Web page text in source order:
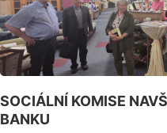
SOCIÁLNÍ KOMISE
BANKU